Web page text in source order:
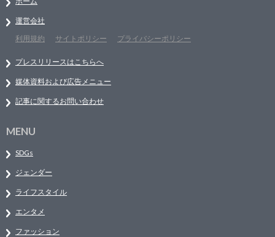
運営会社
利用規約
サイトポリシー プライバシーポリシー
プレスリリースはこちらへ
媒体資料および広告メニュー
記事に関するお問い合わせ
MENU
SDGs
ジェンダー
ライフスタイル
エンタメ
ファッション